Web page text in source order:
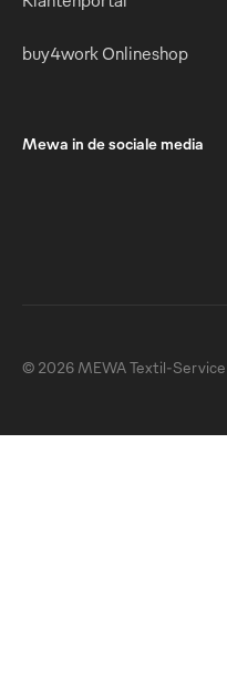
buy4work Onlineshop
Mewa in de sociale media
© 2026 MEWA Textil-Service